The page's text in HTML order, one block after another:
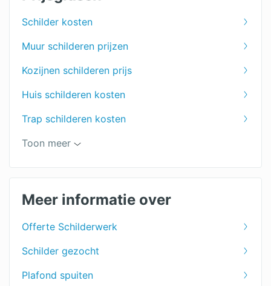
Schilder kosten
Muur schilderen prijzen
Kozijnen schilderen prijs
Huis schilderen kosten
Trap schilderen kosten
Kosten winterschilder
Wat kost een schilder?
Stalen kozijnen verven
Toon meer
Meer informatie over
Offerte Schilderwerk
Schilder gezocht
Plafond spuiten